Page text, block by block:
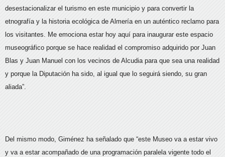
desestacionalizar el turismo en este municipio y para convertir la
etnografía y la historia ecológica de Almería en un auténtico reclamo para
los visitantes. Me emociona estar hoy aquí para inaugurar este espacio
museográfico porque se hace realidad el compromiso adquirido por Juan
Blas y Juan Manuel con los vecinos de Alcudia para que sea una realidad
y porque la Diputación ha sido, al igual que lo seguirá siendo, su gran
aliada”.
Del mismo modo, Giménez ha señalado que “este Museo va a estar vivo
y va a estar acompañado de una programación paralela vigente todo el